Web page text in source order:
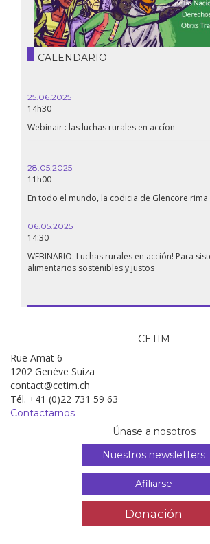
CALENDARIO
25.06.2025
14h30
Webinair : las luchas rurales en accíon
28.05.2025
11h00
En todo el mundo, la codicia de Glencore
06.05.2025
14:30
WEBINARIO: Luchas rurales en acción! Para
alimentarios sostenibles y justos
CETIM
Rue Amat 6
1202 Genève Suiza
contact@cetim.ch
Tél. +41 (0)22 731 59 63
Contactarnos
Únase a nosotros
Nuestros newsletters
Afiliarse
Donación